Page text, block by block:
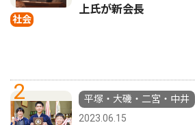
社会
上氏が新会長
2
平塚・大磯・二宮・中井
2023.06.15